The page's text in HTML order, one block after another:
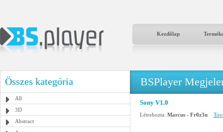
Kezdőlap
Összes kategória
All
3D
Abstract
BSPlayer
Sony V1.0
Létrehozta: Marcus - Fr0z3n